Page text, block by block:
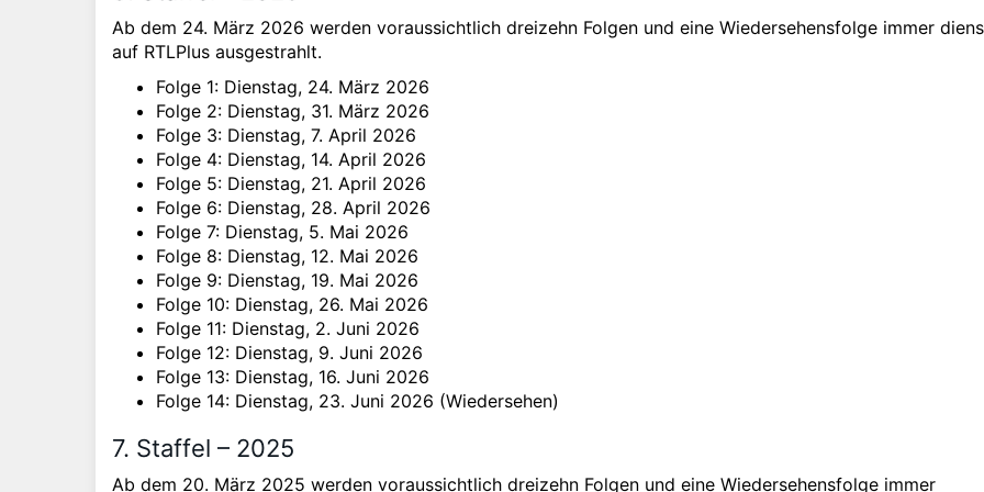
Ab dem 24. März 2026 werden voraussichtlich dreizehn Folgen und eine Wiedersehensfolge immer
auf RTLPlus ausgestrahlt.
Folge 1: Dienstag, 24. März 2026
Folge 2: Dienstag, 31. März 2026
Folge 3: Dienstag, 7. April 2026
Folge 4: Dienstag, 14. April 2026
Folge 5: Dienstag, 21. April 2026
Folge 6: Dienstag, 28. April 2026
Folge 7: Dienstag, 5. Mai 2026
Folge 8: Dienstag, 12. Mai 2026
Folge 9: Dienstag, 19. Mai 2026
Folge 10: Dienstag, 26. Mai 2026
Folge 11: Dienstag, 2. Juni 2026
Folge 12: Dienstag, 9. Juni 2026
Folge 13: Dienstag, 16. Juni 2026
Folge 14: Dienstag, 23. Juni 2026 (Wiedersehen)
7. Staffel – 2025
Ab dem 20. März 2025 werden voraussichtlich dreizehn Folgen und eine Wiedersehensfolge immer